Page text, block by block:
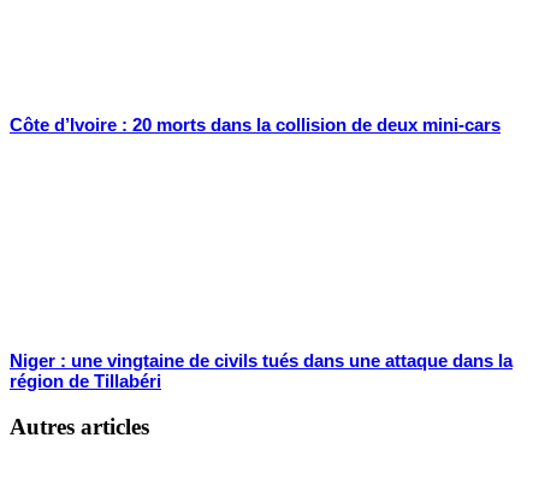
Côte d’Ivoire : 20 morts dans la collision de deux mini-cars
Niger : une vingtaine de civils tués dans une attaque dans la
région de Tillabéri
Autres articles